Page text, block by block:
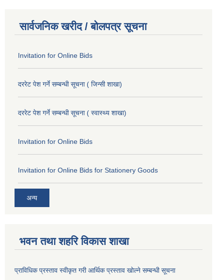
सार्वजनिक खरीद / बोलपत्र सूचना
Invitation for Online Bids
दररेट पेश गर्ने सम्बन्धी सूचना ( जिन्सी शाखा)
दररेट पेश गर्ने सम्बन्धी सूचना ( स्वास्थ्य शाखा)
Invitation for Online Bids
Invitation for Online Bids for Stationery Goods
अन्य
भवन तथा शहरि विकास शाखा
प्राविधिक प्रस्ताव स्वीकृत गरी आर्थिक प्रस्ताव खोल्ने सम्बन्धी सूचना